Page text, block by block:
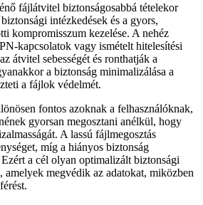
fájlátvitel biztonságosabbá tételekor
intézkedések és a gyors,
kompromisszum kezelése. A nehéz
kapcsolatok vagy ismételt hitelesítési
átvitel sebességét és ronthatják a
a biztonság minimalizálása a
a fájlok védelmét.
fontos azoknak a felhasználóknak,
gyorsan megosztani anélkül, hogy
A lassú fájlmegosztás
míg a hiányos biztonság
Ezért a cél olyan optimalizált biztonsági
amelyek megvédik az adatokat, miközben